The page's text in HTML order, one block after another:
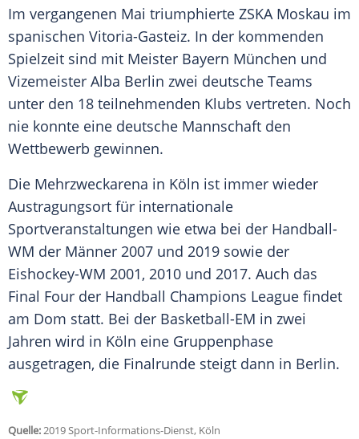
Im vergangenen Mai triumphierte ZSKA Moskau im
spanischen Vitoria-Gasteiz. In der kommenden
Spielzeit sind mit Meister Bayern München und
Vizemeister Alba Berlin zwei deutsche Teams
unter den 18 teilnehmenden Klubs vertreten. Noch
nie konnte eine deutsche Mannschaft den
Wettbewerb gewinnen.
Die Mehrzweckarena in Köln ist immer wieder
Austragungsort für internationale
Sportveranstaltungen wie etwa bei der Handball-
WM der Männer 2007 und 2019 sowie der
Eishockey-WM 2001, 2010 und 2017. Auch das
Final Four der Handball Champions League findet
am Dom statt. Bei der Basketball-EM in zwei
Jahren wird in Köln eine Gruppenphase
ausgetragen, die Finalrunde steigt dann in Berlin.
Quelle:2019 Sport-Informations-Dienst, Köln